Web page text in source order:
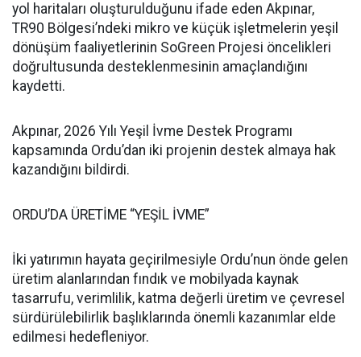
yol haritaları oluşturulduğunu ifade eden Akpınar,
TR90 Bölgesi’ndeki mikro ve küçük işletmelerin yeşil
dönüşüm faaliyetlerinin SoGreen Projesi öncelikleri
doğrultusunda desteklenmesinin amaçlandığını
kaydetti.
Akpınar, 2026 Yılı Yeşil İvme Destek Programı
kapsamında Ordu’dan iki projenin destek almaya hak
kazandığını bildirdi.
ORDU’DA ÜRETİME “YEŞİL İVME”
İki yatırımın hayata geçirilmesiyle Ordu’nun önde gelen
üretim alanlarından fındık ve mobilyada kaynak
tasarrufu, verimlilik, katma değerli üretim ve çevresel
sürdürülebilirlik başlıklarında önemli kazanımlar elde
edilmesi hedefleniyor.